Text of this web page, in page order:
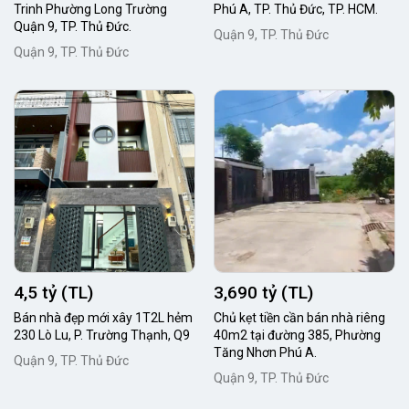
Trinh Phường Long Trường
Quận 9, TP. Thủ Đức.
Quận 9, TP. Thủ Đức
Phú A, TP. Thủ Đức, TP. HCM.
Quận 9, TP. Thủ Đức
4,5 tỷ (TL)
Bán nhà đẹp mới xây 1T2L hẻm
230 Lò Lu, P. Trường Thạnh, Q9
Quận 9, TP. Thủ Đức
3,690 tỷ (TL)
Chủ kẹt tiền cần bán nhà riêng
40m2 tại đường 385, Phường
Tăng Nhơn Phú A.
Quận 9, TP. Thủ Đức